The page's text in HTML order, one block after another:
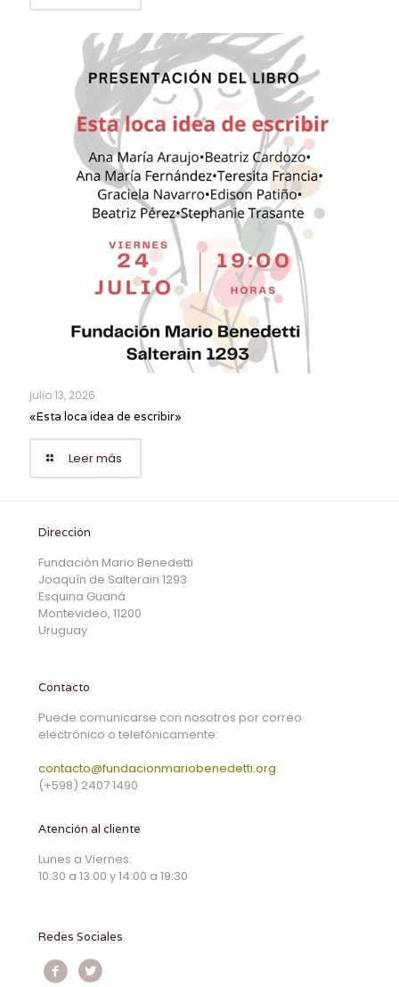
julio 13, 2026
«Esta loca idea de escribir»
Leer más
Dirección
Fundación Mario Benedetti
Joaquín de Salterain 1293
Esquina Guaná
Montevideo, 11200
Uruguay
Contacto
Puede comunicarse con nosotros por correo
electrónico o telefónicamente:
contacto@fundacionmariobenedetti.org
(+598) 2407 1490
Atención al cliente
Lunes a Viernes:
10:30 a 13:00 y 14:00 a 19:30
Redes Sociales